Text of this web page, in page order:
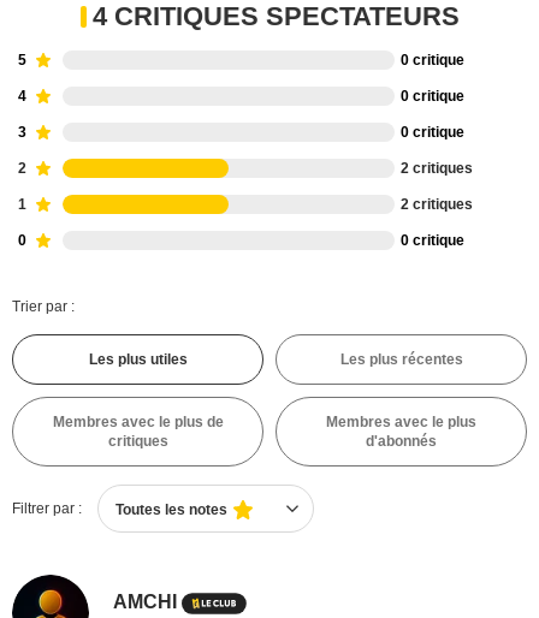
4 CRITIQUES SPECTATEURS
5 0 critique
4 0 critique
3 0 critique
2 2 critiques
1 2 critiques
0 0 critique
Trier par :
Les plus utiles Les plus récentes
Membres avec le plus de
critiques
Membres avec le plus
d'abonnés
Filtrer par : Toutes les notes
AMCHI